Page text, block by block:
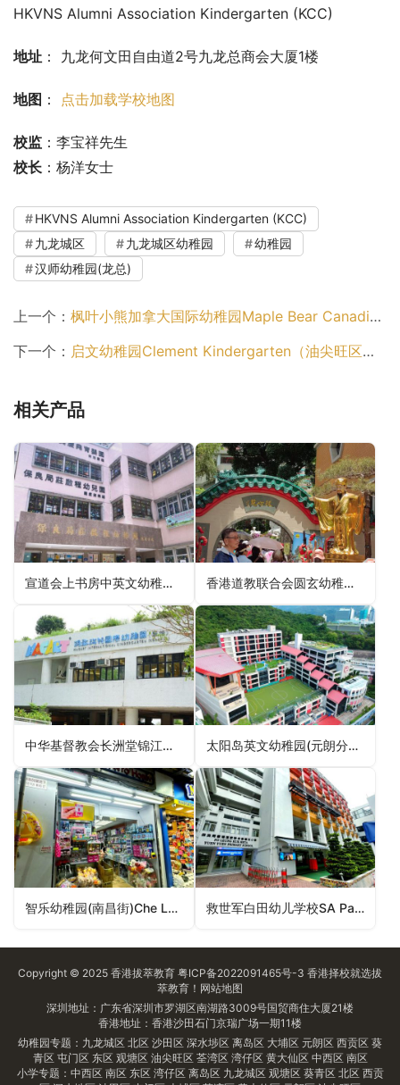
HKVNS Alumni Association Kindergarten (KCC)
地址 ： 九龙何文田自由道2号九龙总商会大厦1楼
地图 ： 点击加载学校地图
校监 ：李宝祥先生
校长 ：杨洋女士
HKVNS Alumni Association Kindergarten (KCC)
九龙城区
九龙城区幼稚园
幼稚园
汉师幼稚园(龙总)
上一个： 枫叶小熊加拿大国际幼稚园Maple Bear Canadian International Kindergarten Hong Kong（西贡区幼稚园）
下一个： 启文幼稚园Clement Kindergarten（油尖旺区幼稚园）
相关产品
宣道会上书房中英文幼稚园C&MA Scholars’ Anglo-Chinese Kindergarten（东区幼稚园） 香港道教联合会圆玄幼稚园(东头邨)HKTA Yuen Yuen Kindergarten (Tung Tau Estate)（黄大仙区幼稚园）
中华基督教会长洲堂锦江幼稚园CCC Cheung Chau Church Kam Kong Kindergarten（离岛区幼稚园） 太阳岛英文幼稚园(元朗分校)Sun Island English Kindergarten (Yuen Long Branch)（元朗区幼稚园）
智乐幼稚园(南昌街)Che Lok Kindergarten (Nam Cheong Street)（深水埗区幼稚园） 救世军白田幼儿学校SA Pak Tin Nursery School（深水埗区幼稚园）
Copyright © 2025 香港拔萃教育 粤ICP备2022091465号-3 香港择校就选拔
萃教育！ 网站地图
深圳地址：广东省深圳市罗湖区南湖路3009号国贸商住大厦21楼
香港地址：香港沙田石门京瑞广场一期11楼
幼稚园专题： 九龙城区 北区 沙田区 深水埗区 离岛区 大埔区 元朗区 西贡区 葵
青区 屯门区 东区 观塘区 油尖旺区 荃湾区 湾仔区 黄大仙区 中西区 南区
小学专题： 中西区 南区 东区 湾仔区 离岛区 九龙城区 观塘区 葵青区 北区 西贡